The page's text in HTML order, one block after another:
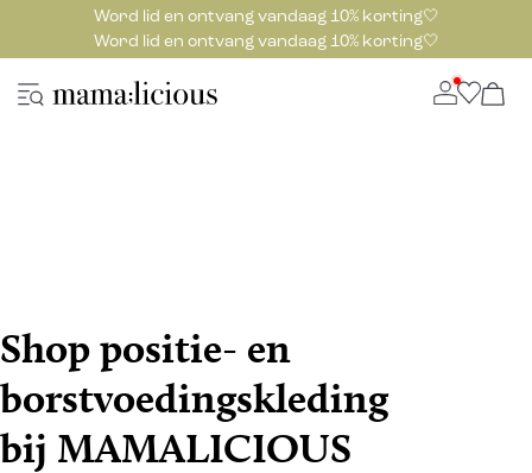
Word lid en ontvang vandaag 10% korting🤍
Word lid en ontvang vandaag 10% korting🤍
Shop positie- en
borstvoedingskleding
bij MAMALICIOUS